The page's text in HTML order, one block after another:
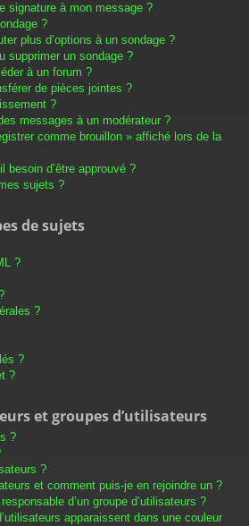
signature à mon message ?
?
plus d’options à un sondage ?
supprimer un sondage ?
à un forum ?
de pièces jointes ?
?
messages à un modérateur ?
comme brouillon » affiché lors de la
besoin d’être approuvé ?
sujets ?
de sujets
?
?
?
?
et groupes d’utilisateurs
?
?
et comment puis-je en rejoindre un ?
d’un groupe d’utilisateurs ?
apparaissent dans une couleur